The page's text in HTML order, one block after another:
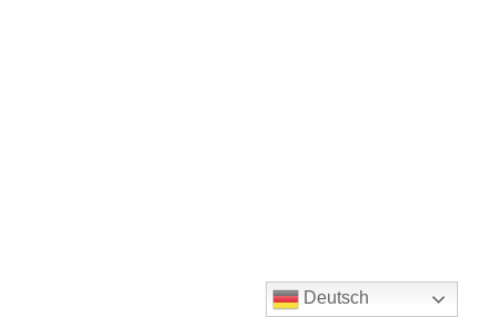
Deutsch